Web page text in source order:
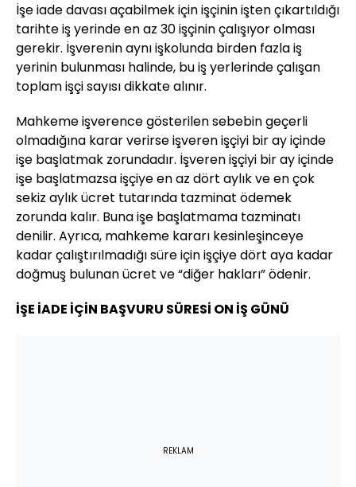
İşe iade davası açabilmek için işçinin işten çıkartıldığı
tarihte iş yerinde en az 30 işçinin çalışıyor olması
gerekir. İşverenin aynı işkolunda birden fazla iş
yerinin bulunması halinde, bu iş yerlerinde çalışan
toplam işçi sayısı dikkate alınır.
Mahkeme işverence gösterilen sebebin geçerli
olmadığına karar verirse işveren işçiyi bir ay içinde
işe başlatmak zorundadır. İşveren işçiyi bir ay içinde
işe başlatmazsa işçiye en az dört aylık ve en çok
sekiz aylık ücret tutarında tazminat ödemek
zorunda kalır. Buna işe başlatmama tazminatı
denilir. Ayrıca, mahkeme kararı kesinleşinceye
kadar çalıştırılmadığı süre için işçiye dört aya kadar
doğmuş bulunan ücret ve “diğer hakları” ödenir.
İŞE İADE İÇİN BAŞVURU SÜRESİ ON İŞ GÜNÜ
REKLAM